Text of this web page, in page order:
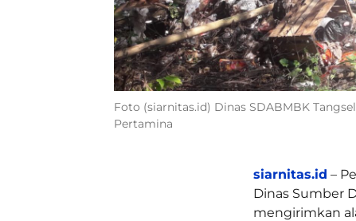
Foto (siarnitas.id) Dinas SDABMBK
Pertamina
siarnitas.id –
Dinas Sumber
mengirimkan